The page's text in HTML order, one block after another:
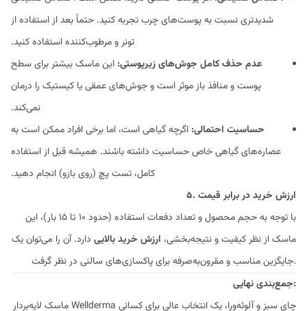
شدیدتری نسبت به پوست‌های چرب تجربه کنید. حتماً بعد از استفاده از
تونر و مرطوب‌کننده استفاده کنید.
عدم حذف کامل جوش‌های زیرپوستی: این ماسک بیشتر برای سطح
پوست و منافذ باز موثر است و جوش‌های عمقی یا کیستیک را درمان
نمی‌کند.
حساسیت احتمالی: اگرچه گیاهی است، اما برخی افراد ممکن است به
عصاره‌های گیاهی خاص حساسیت داشته باشند. همیشه قبل از استفاده
کامل، تست پچ (روی بازو) انجام دهید.
۵. ارزش خرید در برابر قیمت
با توجه به حجم محصول و تعداد دفعات استفاده (حدود ۱۰ تا ۱۵ بار)، این
ماسک از نظر کیفیت و نتیجه‌بخشی، ارزش خرید بالایی دارد. آن را می‌توان یک
جایگزین مناسب و مقرون‌به‌صرفه برای پاکسازی‌های سالنی در نظر گرفت.
جمع‌بندی نهایی:
ماسک لایه‌بردار Wellderma چای سبز و آلوئه‌ورا، یک انتخاب عالی برای کسانی